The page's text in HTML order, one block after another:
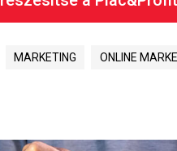
MARKETING ONLINE